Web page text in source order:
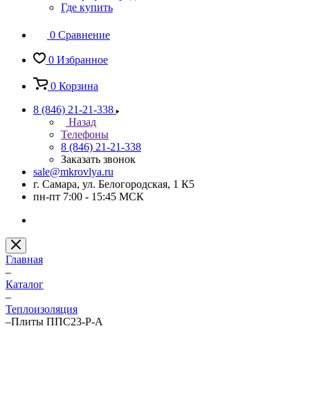
Где купить
0 Сравнение
0 Избранное
0 Корзина
8 (846) 21-21-338
Назад
Телефоны
8 (846) 21-21-338
Заказать звонок
sale@mkrovlya.ru
г. Самара, ул. Белогородская, 1 К5
пн-пт 7:00 - 15:45 МСК
Главная
–
Каталог
–
Теплоизоляция
–Плиты ППС23-Р-А